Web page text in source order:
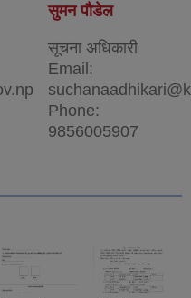
सुमन पौडेल
सूचना अधिकारी
Email:
Phone:
9856005907